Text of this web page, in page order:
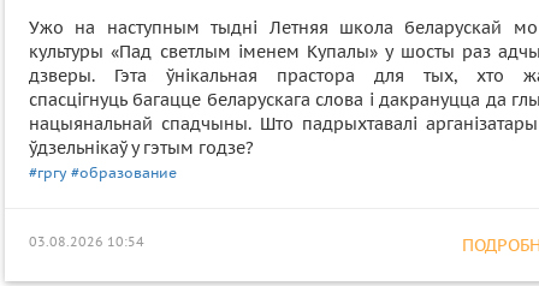
Ужо на наступным тыдні Летняя школа беларускай
культуры «Пад светлым іменем Купалы» у шосты раз
дзверы. Гэта ўнікальная прастора для тых, хто
спасцігнуць багацце беларускага слова і дакрануцца да
нацыянальнай спадчыны. Што падрыхтавалі
ўдзельнікаў у гэтым годзе?
#гргу #образование
03.08.2026 10:54